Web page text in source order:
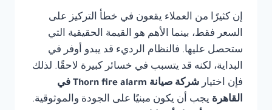
إن كثيرًا من العملاء يقعون في خطأ التركيز على
السعر فقط، بينما الأهم هو القيمة الحقيقية التي
ستحصل عليها. فالنظام الرديء قد يبدو أوفر في
البداية، لكنه قد يتسبب في خسائر كبيرة لاحقًا. لذلك
فإن اختيار
شركة صيانة Thorn fire alarm في
القاهرة يجب أن يكون مبنيًا على الجودة والموثوقية.